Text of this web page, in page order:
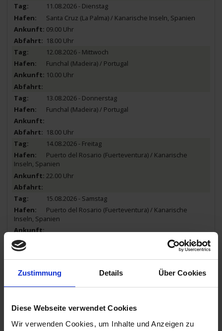
Zustimmung Details Über Cookies
Diese Webseite verwendet Cookies
Wir verwenden Cookies, um Inhalte und Anzeigen zu
11.08.2026 - Dienstag
Santa Cruz (La Palma) / Kanarische Inseln, Spanien
09.00 Uhr
18.00 Uhr
12.08.2026 - Mittwoch
Funchal (Madeira) / Portugal
10.00 Uhr
13.08.2026 - Donnerstag
Funchal (Madeira) / Portugal
18.00 Uhr
14.08.2026 - Freitag
Puerto del Rosario (Fuerteventura) / Kanarische
Inseln, Spanien
22.00 Uhr
15.08.2026 - Samstag
Puerto del Rosario (Fuerteventura) / Kanarische
Inseln, Spanien
09.00 Uhr
19.00 Uhr
Las Palmas (Gran Canaria) / Kanarische Inseln,
Spanien